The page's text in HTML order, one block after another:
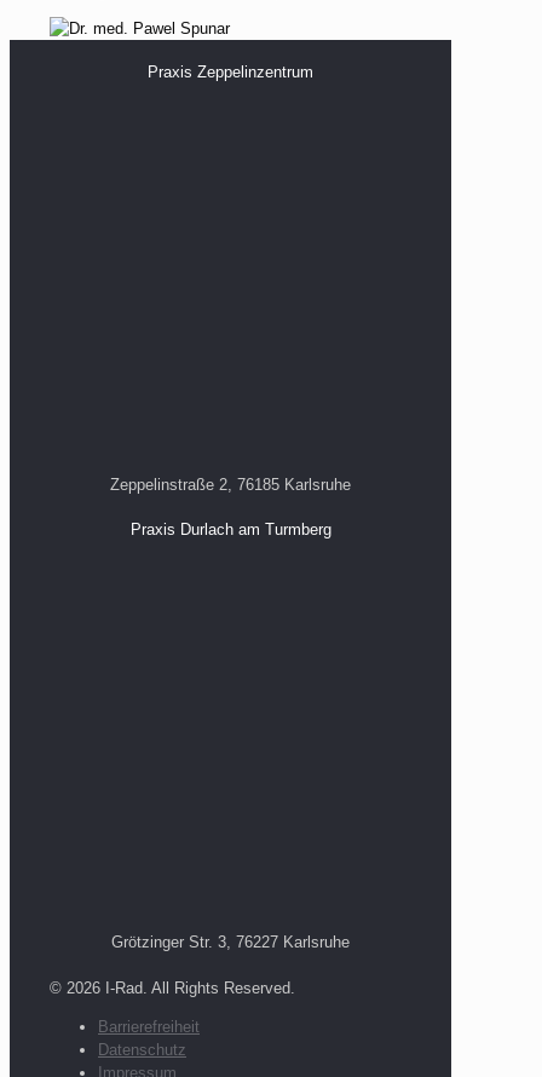
Praxis Zeppelinzentrum
Zeppelinstraße 2, 76185 Karlsruhe
Praxis Durlach am Turmberg
Grötzinger Str. 3, 76227 Karlsruhe
© 2026 I-Rad. All Rights Reserved.
Barrierefreiheit
Datenschutz
Impressum